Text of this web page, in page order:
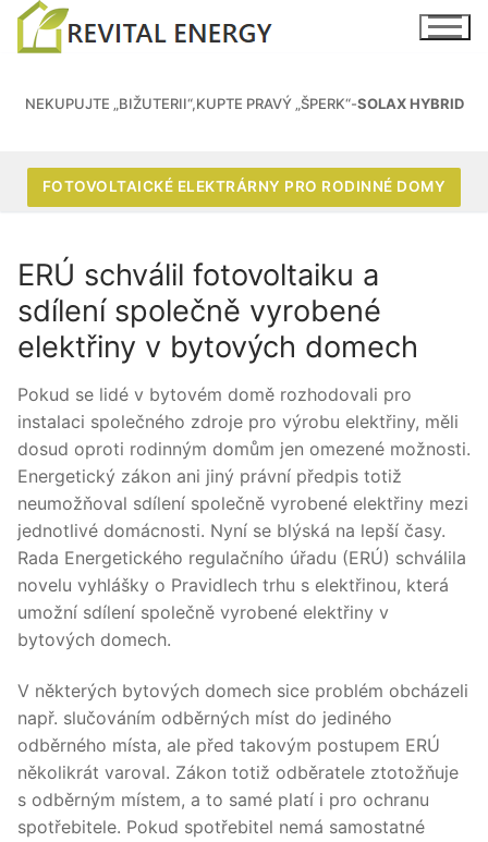
NEKUPUJTE „BIŽUTERII“,KUPTE PRAVÝ „ŠPERK“-SOLAX HYBRID
FOTOVOLTAICKÉ ELEKTRÁRNY PRO RODINNÉ DOMY
ERÚ schválil fotovoltaiku a
sdílení společně vyrobené
elektřiny v bytových domech
Pokud se lidé v bytovém domě rozhodovali pro
instalaci společného zdroje pro výrobu elektřiny, měli
dosud oproti rodinným domům jen omezené možnosti.
Energetický zákon ani jiný právní předpis totiž
neumožňoval sdílení společně vyrobené elektřiny mezi
jednotlivé domácnosti. Nyní se blýská na lepší časy.
Rada Energetického regulačního úřadu (ERÚ) schválila
novelu vyhlášky o Pravidlech trhu s elektřinou, která
umožní sdílení společně vyrobené elektřiny v
bytových domech.
V některých bytových domech sice problém obcházeli
např. slučováním odběrných míst do jediného
odběrného místa, ale před takovým postupem ERÚ
několikrát varoval. Zákon totiž odběratele ztotožňuje
s odběrným místem, a to samé platí i pro ochranu
spotřebitele. Pokud spotřebitel nemá samostatné